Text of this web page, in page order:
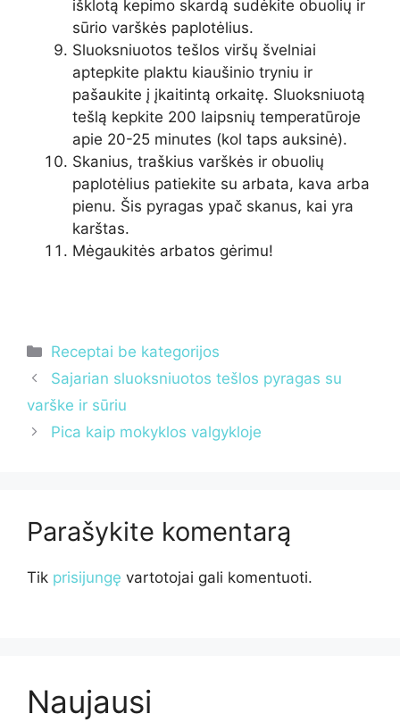
išklotą kepimo skardą sudėkite obuolių ir
sūrio varškės paplotėlius.
Sluoksniuotos tešlos viršų švelniai
aptepkite plaktu kiaušinio tryniu ir
pašaukite į įkaitintą orkaitę. Sluoksniuotą
tešlą kepkite 200 laipsnių temperatūroje
apie 20-25 minutes (kol taps auksinė).
Skanius, traškius varškės ir obuolių
paplotėlius patiekite su arbata, kava arba
pienu. Šis pyragas ypač skanus, kai yra
karštas.
Mėgaukitės arbatos gėrimu!
Kategorijos
Receptai be kategorijos
Sajarian sluoksniuotos tešlos pyragas su
varške ir sūriu
Pica kaip mokyklos valgykloje
Parašykite komentarą
Tik prisijungę vartotojai gali komentuoti.
Naujausi